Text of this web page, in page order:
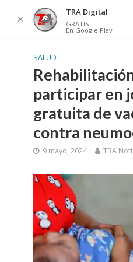
SALUD
participar en
gratuita de
contra
9 mayo, 2024 TRA
✕
TRA Digital
GRATIS
En Google Play